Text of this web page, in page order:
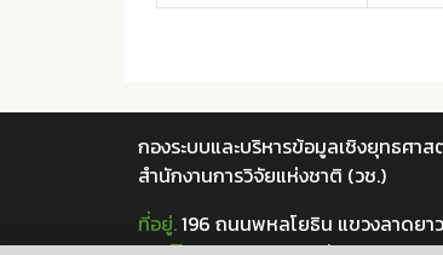
กองระบบและบริหารข้อมูลเชิงยุทธศา
สำนักงานการวิจัยแห่งชาติ (วช.)
ที่อยู่.196 ถนนพหลโยธิน แขวงลาดย